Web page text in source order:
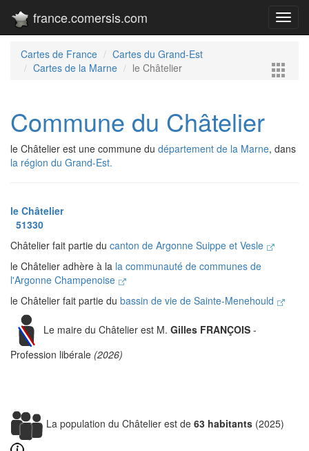
france.comersis.com
Cartes de France
Cartes du Grand-Est
Cartes de la Marne
le Châtelier
Commune du Châtelier
le Châtelier est une commune du département de la Marne, dans
la région du Grand-Est.
le Châtelier
51330
Châtelier fait partie du canton de Argonne Suippe et Vesle
le Châtelier adhère à la la communauté de communes de
l'Argonne Champenoise
le Châtelier fait partie du bassin de vie de Sainte-Menehould
Le maire du Châtelier est M. Gilles FRANÇOIS -
Profession libérale (2026)
La population du Châtelier est de 63 habitants (2025)